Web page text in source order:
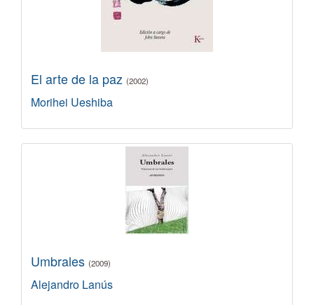
El arte de la paz (2002)
Morihei Ueshiba
Umbrales (2009)
Alejandro Lanús